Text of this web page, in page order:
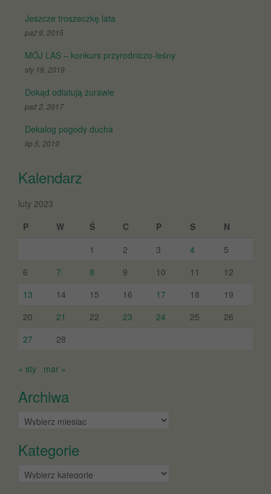
Jeszcze troszeczkę lata
paź 9, 2015
MÓJ LAS – konkurs przyrodniczo-leśny
sty 19, 2019
Dokąd odlatują żurawie
paź 2, 2017
Dekalog pogody ducha
lip 5, 2019
Kalendarz
luty 2023
P
W Ś C P S
N
1
2 3 4
5
6
7 8 9 10 11
12
13
14 15 16 17 18
19
20
21 22 23 24 25
26
27
28
« sty mar »
Archiwa
Archiwa
Kategorie
Kategorie